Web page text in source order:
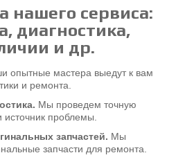
нашего сервиса:
диагностика,
и др.
опытные мастера выедут к вам
и ремонта.
Мы проведем точную
источник проблемы.
запчастей. Мы
запчасти для ремонта.